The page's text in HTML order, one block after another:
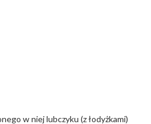
w niej lubczyku (z łodyżkami)